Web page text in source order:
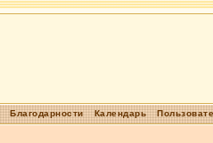
Календарь
Благодарности